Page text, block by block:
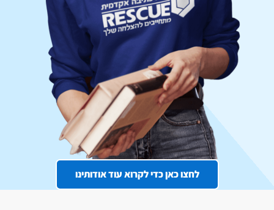
לחצו כאן כדי לקרוא עוד אודותינו